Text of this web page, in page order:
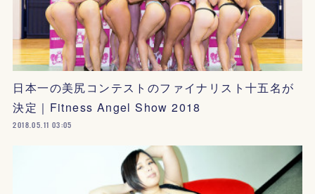
日本一の美尻コンテストのファイナリスト十五名が
決定｜Fitness Angel Show 2018
2018.05.11 03:05